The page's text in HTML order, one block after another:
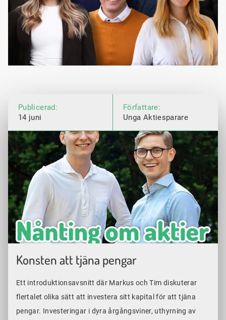
Publicerad:
14 juni
Författare:
Unga Aktiesparare
Konsten att tjäna pengar
Ett introduktionsavsnitt där Markus och Tim diskuterar
flertalet olika sätt att investera sitt kapital för att tjäna
pengar. Investeringar i dyra årgångsviner, uthyrning av